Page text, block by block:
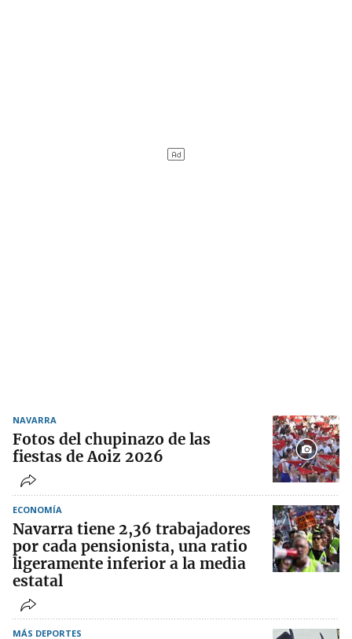
NAVARRA
Fotos del chupinazo de las
fiestas de Aoiz 2026
ECONOMÍA
Navarra tiene 2,36 trabajadores
por cada pensionista, una ratio
ligeramente inferior a la media
estatal
MÁS DEPORTES